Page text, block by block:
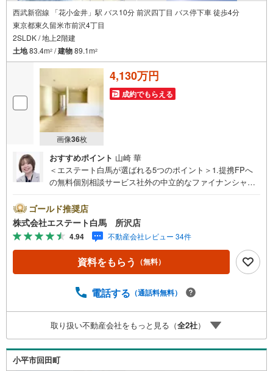
西武新宿線 「花小金井」駅 バス10分 前沢四丁目 バス停下車 徒歩4分
東京都東久留米市前沢4丁目
2SLDK / 地上2階建
土地83.4m2 /建物89.1m2
画像36枚
4,130万円
成約でもらえる
おすすめポイント 山崎 華
＜エステート白馬が選ばれる5つのポイント＞1.提携FPへ
の無料個別相談サービス社外の中立的なファイナンシャル
や学費等も含めてシミュレーションをご提案できます2.物
件情報が豊富所沢市を中心にたくさんの情報をご用意して
おります。インターネット広告前の物件も多数取り揃えて
おります。お客様のご希望エリアをお申し付けください。
3.自社グループでリフォーム、新築請負所沢店の3階はリフ
ォーム、注文建築部門の相談スペースです。一級建築士を
て、リフォームや注文建築についてご相談頂けます4.年中
～19:00 この時間はお電話でのお問合わせがスムーズです
5.お子様連れでおこしくださいキッズスペース、授乳室、
オムツ替えベッド、アンパンマンジュースをご用意してお
ります。ご見学ご希望の方は、右上の“室内・現地を見学す
る（無料）をボタンからご予約ください。
ゴールド推奨店
株式会社エステート白馬 所沢店
4.94 不動産会社レビュー 34件
資料をもらう （無料）
電話する （通話料無料）
取り扱い不動産会社をもっと見る（全2社）
小平市回田町